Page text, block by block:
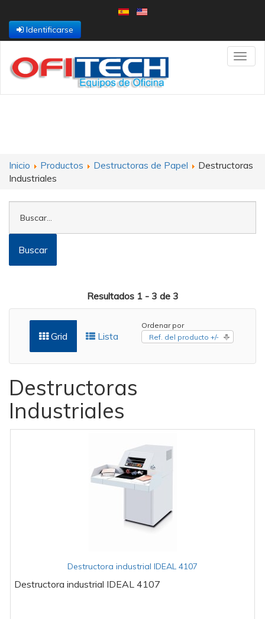
Identificarse
Inicio Productos Destructoras de Papel
Destructoras
Industriales
Resultados 1 - 3 de 3
Grid Lista
Ordenar por
Ref. del producto +/-
Destructoras
Industriales
Destructora industrial IDEAL 4107
Destructora industrial IDEAL 4107